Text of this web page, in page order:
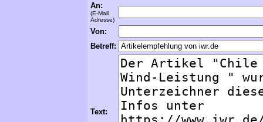
An:
(E-Mail
Adresse)
Von:
Betreff:
Text: